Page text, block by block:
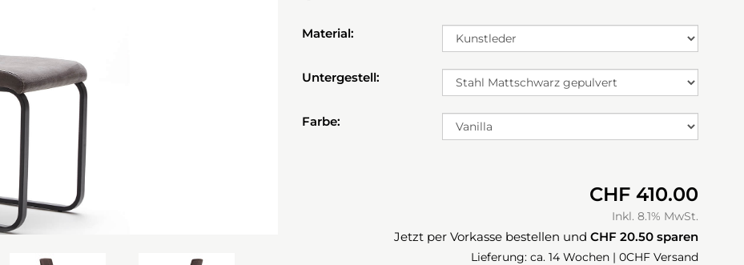
Material:
Untergestell:
Farbe:
CHF 410.00
Inkl. 8.1% MwSt.
Jetzt per Vorkasse bestellen und CHF 20.50 sparen
Lieferung: ca. 14 Wochen | 0CHF Versand